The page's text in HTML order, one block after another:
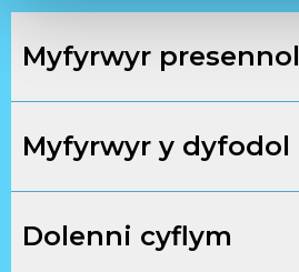
Myfyrwyr presennol
Myfyrwyr y dyfodol
Dolenni cyflym